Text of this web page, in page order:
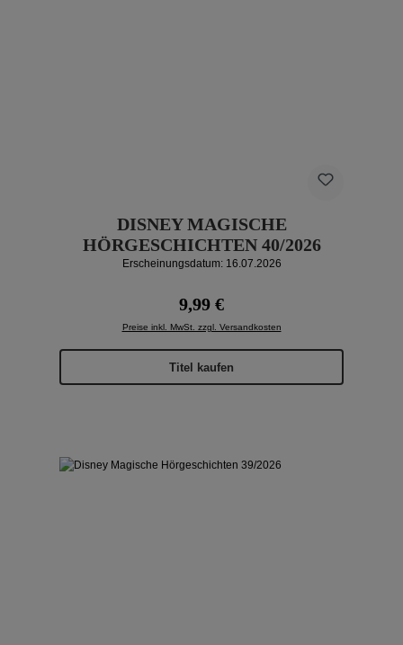
DISNEY MAGISCHE
HÖRGESCHICHTEN 40/2026
Erscheinungsdatum: 16.07.2026
Regulärer Preis:
9,99 €
Preise inkl. MwSt. zzgl. Versandkosten
Titel kaufen